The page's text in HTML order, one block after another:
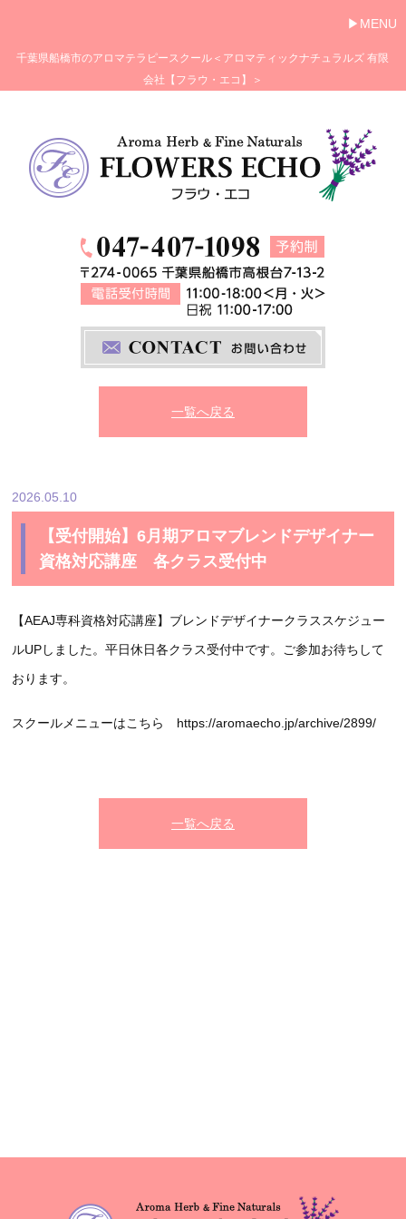
MENU
千葉県船橋市のアロマテラピースクール＜アロマティックナチュラルズ 有限
会社【フラウ・エコ】＞
一覧へ戻る
2026.05.10
【受付開始】6月期アロマブレンドデザイナー
資格対応講座 各クラス受付中
【AEAJ専科資格対応講座】ブレンドデザイナークラススケジュー
ルUPしました。平日休日各クラス受付中です。ご参加お待ちして
おります。
スクールメニューはこちら https://aromaecho.jp/archive/2899/
一覧へ戻る